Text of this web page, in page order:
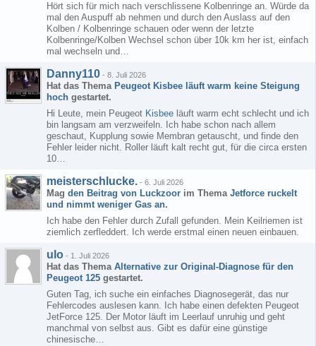
Hört sich für mich nach verschlissene Kolbenringe an. Würde da
mal den Auspuff ab nehmen und durch den Auslass auf den
Kolben / Kolbenringe schauen oder wenn der letzte
Kolbenringe/Kolben Wechsel schon über 10k km her ist, einfach
mal wechseln und…
Danny110 - 8. Juli 2026
Hat das Thema Peugeot Kisbee läuft warm keine Steigung
hoch gestartet.
Hi Leute, mein Peugeot Kisbee läuft warm echt schlecht und ich
bin langsam am verzweifeln. Ich habe schon nach allem
geschaut, Kupplung sowie Membran getauscht, und finde den
Fehler leider nicht. Roller läuft kalt recht gut, für die circa ersten
10…
meisterschlucke. - 6. Juli 2026
Mag den Beitrag von Luckzoor im Thema Jetforce ruckelt
und nimmt weniger Gas an.
Ich habe den Fehler durch Zufall gefunden. Mein Keilriemen ist
ziemlich zerfleddert. Ich werde erstmal einen neuen einbauen.
ulo - 1. Juli 2026
Hat das Thema Alternative zur Original-Diagnose für den
Peugeot 125 gestartet.
Guten Tag, ich suche ein einfaches Diagnosegerät, das nur
Fehlercodes auslesen kann. Ich habe einen defekten Peugeot
JetForce 125. Der Motor läuft im Leerlauf unruhig und geht
manchmal von selbst aus. Gibt es dafür eine günstige
chinesische…